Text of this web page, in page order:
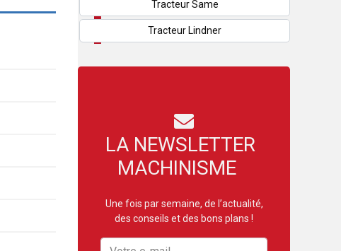
Tracteur Same
Tracteur Lindner
LA NEWSLETTER
MACHINISME
Une fois par semaine, de l’actualité,
des conseils et des bons plans !